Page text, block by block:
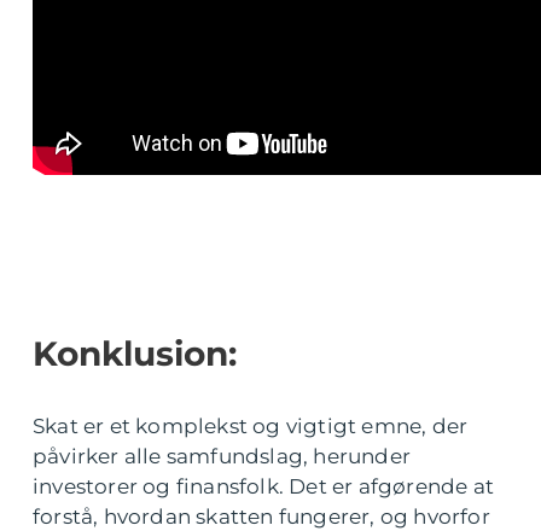
Konklusion:
Skat er et komplekst og vigtigt emne, der
påvirker alle samfundslag, herunder
investorer og finansfolk. Det er afgørende at
forstå, hvordan skatten fungerer, og hvorfor